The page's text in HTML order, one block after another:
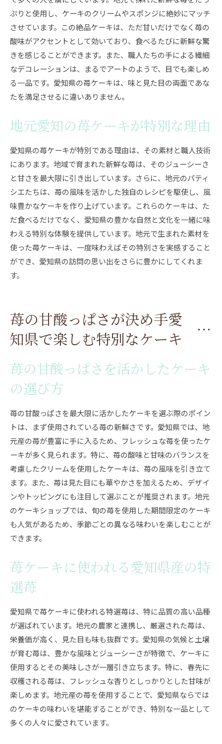
ぷりと使用し、ケーキのクリームやスポンジに絶妙にマッチ
させています。この絶品ケーキは、ただ甘いだけでなく苺の
酸味がアクセントとして効いており、食べるたびに新鮮な驚
きを感じることができます。また、職人たちの手による繊細
なデコレーションは、まるでアートのようで、目でも楽しめ
る一品です。愛知県の苺ケーキは、味と見た目の両面であな
たを満足させるに違いありません。
地元愛知の苺ケーキが特別な理由
愛知県の苺ケーキが特別である理由は、その素材と職人技術
にあります。地域で育まれた新鮮な苺は、そのジューシーさ
と甘さを最大限に引き出しています。さらに、地元のパティ
シエたちは、苺の風味を活かした独自のレシピを駆使し、風
味豊かなケーキを作り上げています。これらのケーキは、た
だ食べるだけでなく、愛知県の豊かな自然と文化を一緒に味
わえる特別な体験を提供しています。地元で生まれた素材を
使った苺ケーキは、一度味わえばその特別さを実感すること
ができ、愛知県の訪問の思い出をさらに豊かにしてくれま
す。
苺の甘酸っぱさが決め手愛
知県で楽しむ特別なケーキ
苺の甘酸っぱさを活かしたケーキ
の選び方
苺の甘酸っぱさを最大限に活かしたケーキを選ぶ際のポイン
トは、まず使用されている苺の新鮮さです。愛知県では、地
元産の苺が豊富に手に入るため、フレッシュな苺を使ったケ
ーキが多く見られます。特に、苺の酸味と甘味のバランスを
考慮したクリームを使用したケーキは、苺の風味を引き立て
ます。また、苺は見た目にも華やかさを加えるため、デザイ
ンやトッピングにも注目して選ぶことが推奨されます。地元
のケーキショップでは、旬の苺を使用した期間限定のケーキ
も人気があるため、季節ごとの異なる味わいを楽しむことが
できます。
苺ケーキに使われる愛知県産の特
選苺
愛知県で苺ケーキに使われる特選苺は、特に品質の高い品種
が選ばれています。地元の農家と連携し、厳選された苺は、
栄養価が高く、見た目も味も抜群です。愛知県の気候と土壌
が育む苺は、豊かな風味とジューシーさが特徴で、ケーキに
使用するとその美味しさが一層引き立ちます。特に、春先に
収穫される苺は、フレッシュな香りとしっかりとした甘味が
楽しめます。地元産の苺を使用することで、愛知県ならでは
のケーキの味わいを堪能することができ、特別な一品として
多くの人々に愛されています。